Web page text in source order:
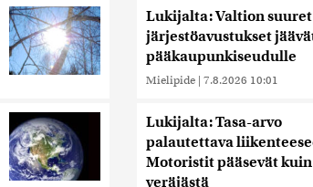
Lukijalta: Valtion suuret
järjestöavustukset
pääkaupunkiseudulle
Mielipide | 7.8.2026 10:01
Lukijalta: Tasa-arvo
palautettava
Motoristit pääsevät
veräjästä